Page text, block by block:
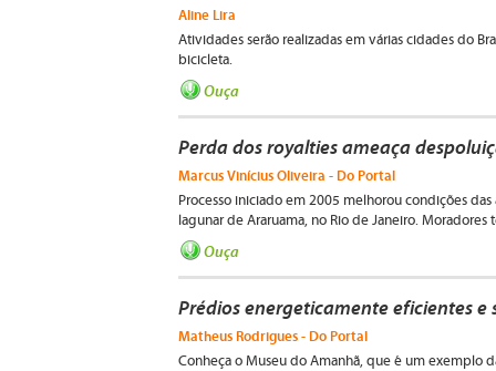
Aline Lira
Atividades serão realizadas em várias cidades do
bicicleta.
Ouça
Perda dos royalties ameaça
Marcus Vinícius Oliveira - Do Portal
Processo iniciado em 2005 melhorou condições
lagunar de Araruama, no Rio de Janeiro.
Ouça
Prédios energeticamente eficientes e
Matheus Rodrigues - Do Portal
Conheça o Museu do Amanhã, que é um exemplo